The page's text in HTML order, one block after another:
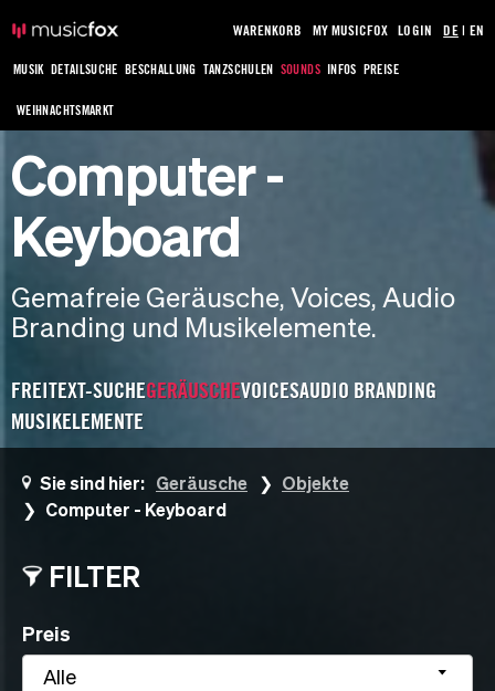
MUSIK DETAILSUCHE BESCHALLUNG TANZSCHULEN SOUNDS INFOS PREISE
WEIHNACHTSMARKT
WARENKORB MY MUSICFOX LOGIN DE| EN
Computer -
Keyboard
Gemafreie Geräusche, Voices, Audio
Branding und Musikelemente.
FREITEXT-SUCHEGERÄUSCHEVOICESAUDIO BRANDING
MUSIKELEMENTE
Sie sind hier: Geräusche
Objekte
Computer - Keyboard
FILTER
Preis
Alle